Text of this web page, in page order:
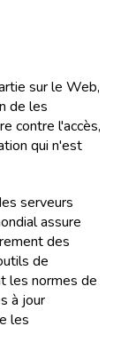
sur le Web,
de les
contre l'accès,
qui n'est
serveurs
assure
des
de
les normes de
à jour
les